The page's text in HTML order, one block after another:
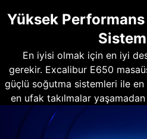
Yüksek Performans
En iyisi olmak için en iyi
gerekir. Excalibur E650
güçlü soğutma sistemleri ile
en ufak takılmalar